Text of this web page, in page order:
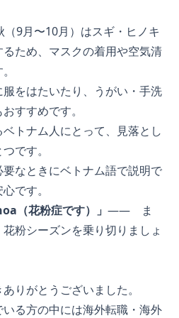
9月〜10月）はスギ・ヒノキ
ため、マスクの着用や空気清
をはたいたり、うがい・手洗
すすめです。
トナム人にとって、見落とし
です。
なときにベトナム語で説明で
です。
（花粉症です）」 —— ま
粉シーズンを乗り切りましょ
りがとうございました。
る方の中には海外転職・海外